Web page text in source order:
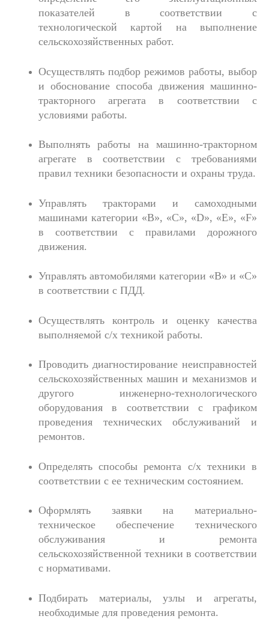
показателей в соответствии с
технологической картой на выполнение
сельскохозяйственных работ.
Осуществлять подбор режимов работы, выбор
и обоснование способа движения машинно-
тракторного агрегата в соответствии с
условиями работы.
Выполнять работы на машинно-тракторном
агрегате в соответствии с требованиями
правил техники безопасности и охраны труда.
Управлять тракторами и самоходными
машинами категории «B», «C», «D», «E», «F»
в соответствии с правилами дорожного
движения.
Управлять автомобилями категории «B» и «C»
в соответствии с ПДД.
Осуществлять контроль и оценку качества
выполняемой с/х техникой работы.
Проводить диагностирование неисправностей
сельскохозяйственных машин и механизмов и
другого инженерно-технологического
оборудования в соответствии с графиком
проведения технических обслуживаний и
ремонтов.
Определять способы ремонта с/х техники в
соответствии с ее техническим состоянием.
Оформлять заявки на материально-
техническое обеспечение технического
обслуживания и ремонта
сельскохозяйственной техники в соответствии
с нормативами.
Подбирать материалы, узлы и агрегаты,
необходимые для проведения ремонта.